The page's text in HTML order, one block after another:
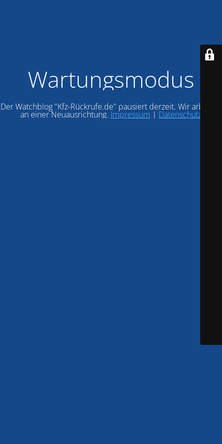
Wartungsmodus
Der Watchblog "Kfz-Rückrufe.de" pausiert derzeit. Wir arbeiten
an einer Neuausrichtung. Impressum | Datenschutz